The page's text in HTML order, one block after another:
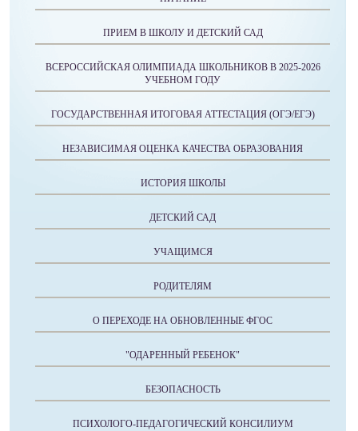
ПРИЕМ В ШКОЛУ И ДЕТСКИЙ САД
ВСЕРОССИЙСКАЯ ОЛИМПИАДА ШКОЛЬНИКОВ В 2025-2026
УЧЕБНОМ ГОДУ
ГОСУДАРСТВЕННАЯ ИТОГОВАЯ АТТЕСТАЦИЯ (ОГЭ/ЕГЭ)
НЕЗАВИСИМАЯ ОЦЕНКА КАЧЕСТВА ОБРАЗОВАНИЯ
ИСТОРИЯ ШКОЛЫ
ДЕТСКИЙ САД
УЧАЩИМСЯ
РОДИТЕЛЯМ
О ПЕРЕХОДЕ НА ОБНОВЛЕННЫЕ ФГОС
"ОДАРЕННЫЙ РЕБЕНОК"
БЕЗОПАСНОСТЬ
ПСИХОЛОГО-ПЕДАГОГИЧЕСКИЙ КОНСИЛИУМ